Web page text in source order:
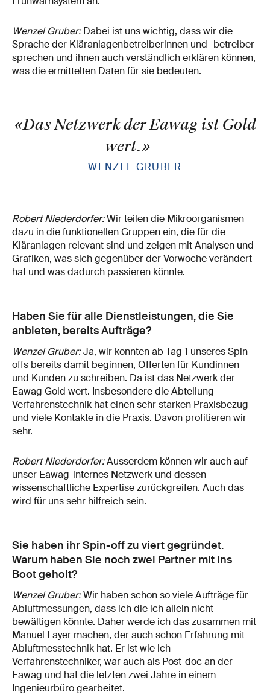
Wenzel Gruber:Dabei ist uns wichtig, dass wir die
Sprache der Kläranlagenbetreiberinnen und -betreiber
sprechen und ihnen auch verständlich erklären können,
was die ermittelten Daten für sie bedeuten.
«Das Netzwerk der Eawag ist Gold
wert.»
WENZEL GRUBER
Robert Niederdorfer:Wir teilen die Mikroorganismen
dazu in die funktionellen Gruppen ein, die für die
Kläranlagen relevant sind und zeigen mit Analysen und
Grafiken, was sich gegenüber der Vorwoche verändert
hat und was dadurch passieren könnte.
Haben Sie für alle Dienstleistungen, die Sie
anbieten, bereits Aufträge?
Wenzel Gruber:Ja, wir konnten ab Tag 1 unseres Spin-
offs bereits damit beginnen, Offerten für Kundinnen
und Kunden zu schreiben. Da ist das Netzwerk der
Eawag Gold wert. Insbesondere die Abteilung
Verfahrenstechnik hat einen sehr starken Praxisbezug
und viele Kontakte in die Praxis. Davon profitieren wir
sehr.
Robert Niederdorfer:Ausserdem können wir auch auf
unser Eawag-internes Netzwerk und dessen
wissenschaftliche Expertise zurückgreifen. Auch das
wird für uns sehr hilfreich sein.
Sie haben ihr Spin-off zu viert gegründet.
Warum haben Sie noch zwei Partner mit ins
Boot geholt?
Wenzel Gruber:Wir haben schon so viele Aufträge für
Abluftmessungen, dass ich die ich allein nicht
bewältigen könnte. Daher werde ich das zusammen mit
Manuel Layer machen, der auch schon Erfahrung mit
Abluftmesstechnik hat. Er ist wie ich
Verfahrenstechniker, war auch als Post-doc an der
Eawag und hat die letzten zwei Jahre in einem
Ingenieurbüro gearbeitet.